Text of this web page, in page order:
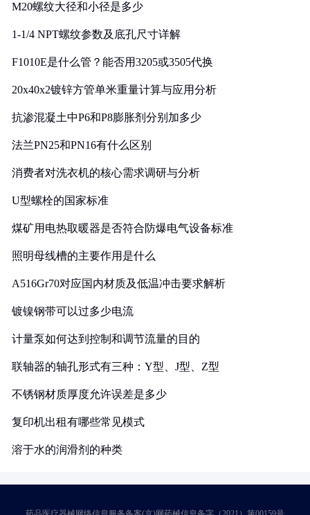
M20螺纹大径和小径是多少
1-1/4 NPT螺纹参数及底孔尺寸详解
F1010E是什么管？能否用3205或3505代换
20x40x2镀锌方管单米重量计算与应用分析
抗渗混凝土中P6和P8膨胀剂分别加多少
法兰PN25和PN16有什么区别
消费者对洗衣机的核心需求调研与分析
U型螺栓的国家标准
煤矿用电热取暖器是否符合防爆电气设备标准
照明母线槽的主要作用是什么
A516Gr70对应国内材质及低温冲击要求解析
镀镍钢带可以过多少电流
计量泵如何达到控制和调节流量的目的
联轴器的轴孔形式有三种：Y型、J型、Z型
不锈钢材质厚度允许误差是多少
复印机出租有哪些常见模式
溶于水的润滑剂的种类